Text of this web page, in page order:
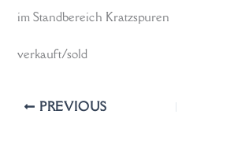
im Standbereich Kratzspuren
verkauft/sold
PREVIOUS